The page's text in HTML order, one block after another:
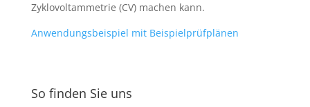
Zyklovoltammetrie (CV) machen kann.
Anwendungsbeispiel mit Beispielprüfplänen
So finden Sie uns